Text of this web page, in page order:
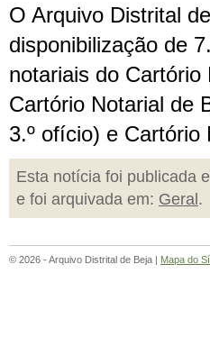
O Arquivo Distrital
disponibilização de
notariais do Cartório
Cartório Notarial de
3.º ofício) e Cartório
Esta notícia foi publicada
e foi arquivada em: Geral .
© 2026 - Arquivo Distrital de Beja | Mapa do